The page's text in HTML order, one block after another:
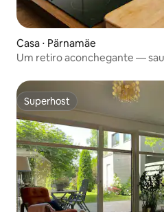
Casa ⋅ Pärnamäe
Um retiro aconchegante —
Superhost
Superhost